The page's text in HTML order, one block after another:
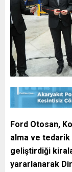
Ford Otosan,
alma ve
geliştirdiği
yararlanarak